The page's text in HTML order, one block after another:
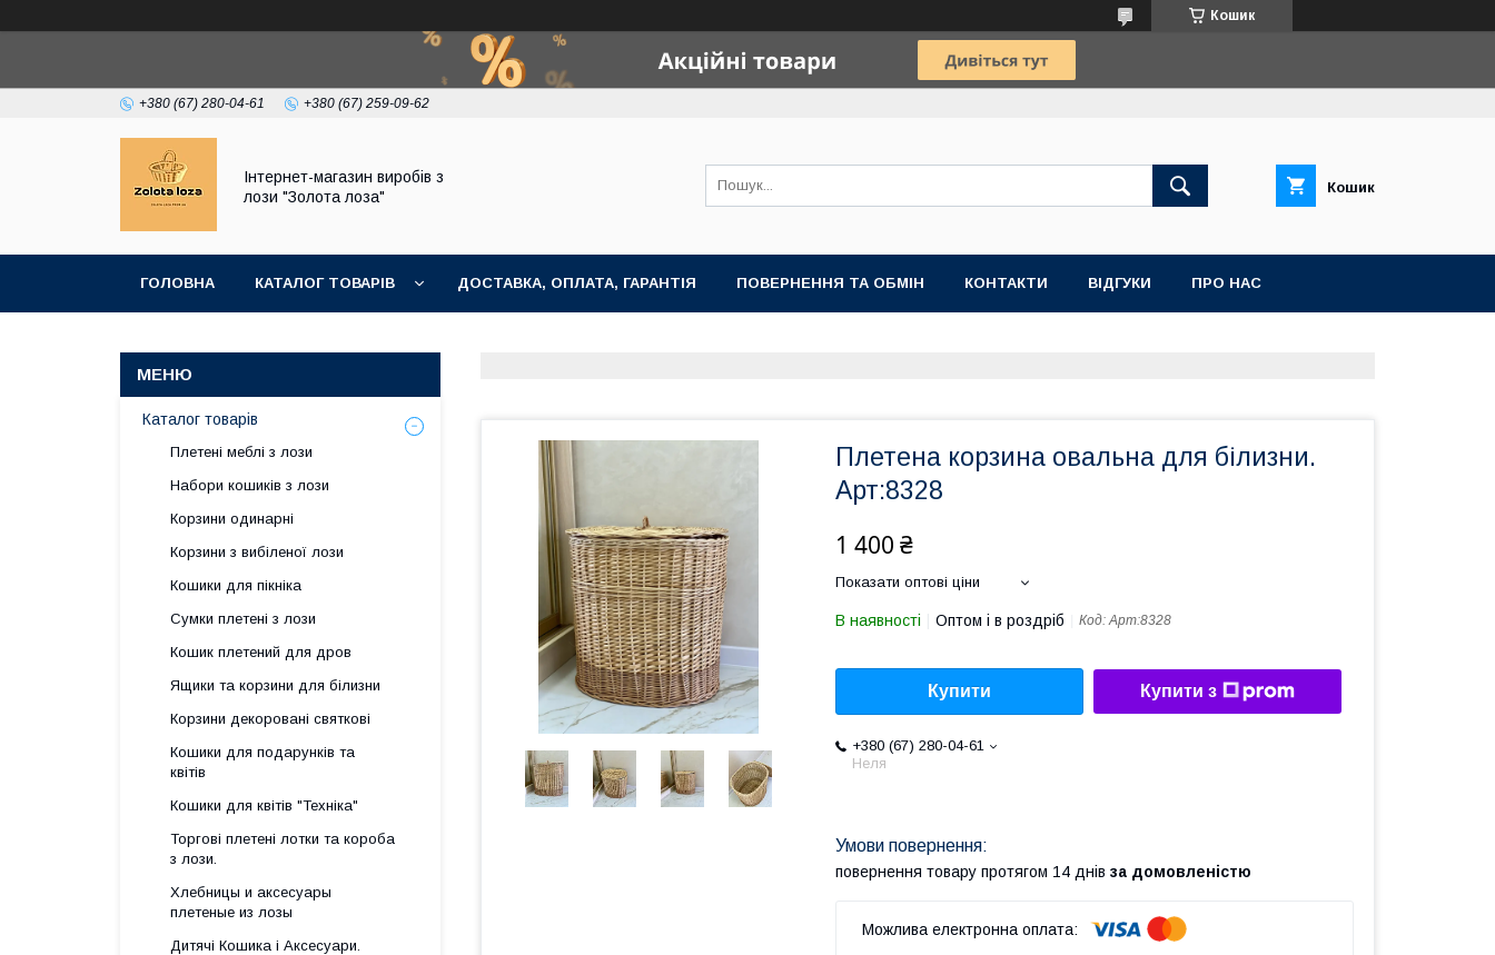
Кошик
+380 (67) 280-04-61 +380 (67) 259-09-62
Інтернет-магазин виробів з
лози "Золота лоза"
Кошик
ГОЛОВНА КАТАЛОГ ТОВАРІВ ДОСТАВКА, ОПЛАТА, ГАРАНТІЯ ПОВЕРНЕННЯ ТА ОБМІН КОНТАКТИ ВІДГУКИ ПРО НАС
Плетена корзина овальна для білизни.
Арт:8328
1 400 ₴
Показати оптові ціни
В наявності Оптом і в роздріб Код:Арт:8328
Купити Купити з
+380 (67) 280-04-61
Неля
повернення товару протягом 14 днів за домовленістю
Каталог товарів
Плетені меблі з лози
Набори кошиків з лози
Корзини одинарні
Корзини з вибіленої лози
Кошики для пікніка
Сумки плетені з лози
Кошик плетений для дров
Ящики та корзини для білизни
Корзини декоровані святкові
Кошики для подарунків та
квітів
Кошики для квітів "Техніка"
Торгові плетені лотки та короба
з лози.
Хлебницы и аксесуары
плетеные из лозы
Дитячі Кошика і Аксесуари.